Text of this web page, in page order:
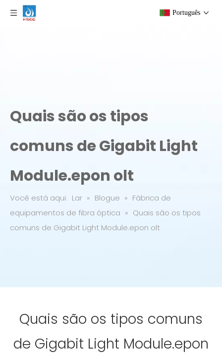
Português
Quais são os tipos
comuns de Gigabit Light
Module.epon olt
Você está aqui: Lar » Blogue » Fábrica de
equipamentos de fibra óptica » Quais são os tipos
comuns de Gigabit Light Module.epon olt
Quais são os tipos comuns
de Gigabit Light Module.epon